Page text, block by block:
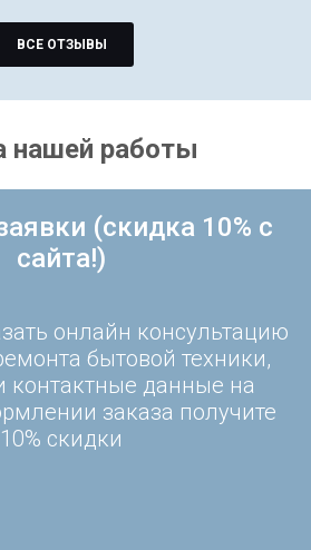
ВСЕ ОТЗЫВЫ
нашей работы
(скидка 10% с
сайта!)
онлайн консультацию
бытовой техники,
контактные данные на
заказа получите
10% скидки